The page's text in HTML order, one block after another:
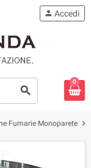
search
person Accedi
0
Fumarie Monoparete chevron_right